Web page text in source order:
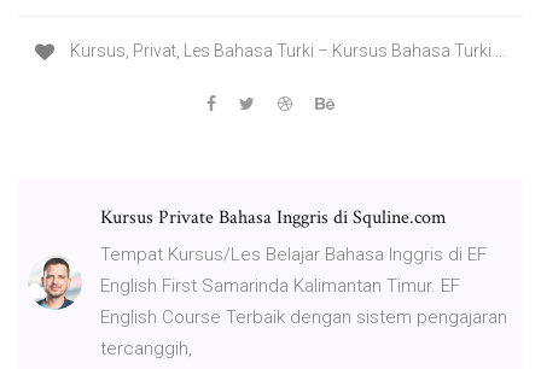
Kursus, Privat, Les Bahasa Turki – Kursus Bahasa Turki ...
Kursus Private Bahasa Inggris di Squline.com
Tempat Kursus/Les Belajar Bahasa Inggris di EF
English First Samarinda Kalimantan Timur. EF
English Course Terbaik dengan sistem pengajaran
tercanggih,